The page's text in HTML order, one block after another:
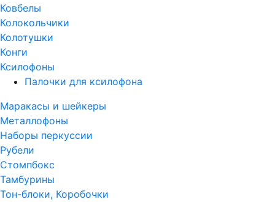
Ковбелы
Колокольчики
Колотушки
Конги
Ксилофоны
Палочки для ксилофона
Маракасы и шейкеры
Металлофоны
Наборы перкуссии
Рубели
Стомпбокс
Тамбурины
Тон-блоки, Коробочки